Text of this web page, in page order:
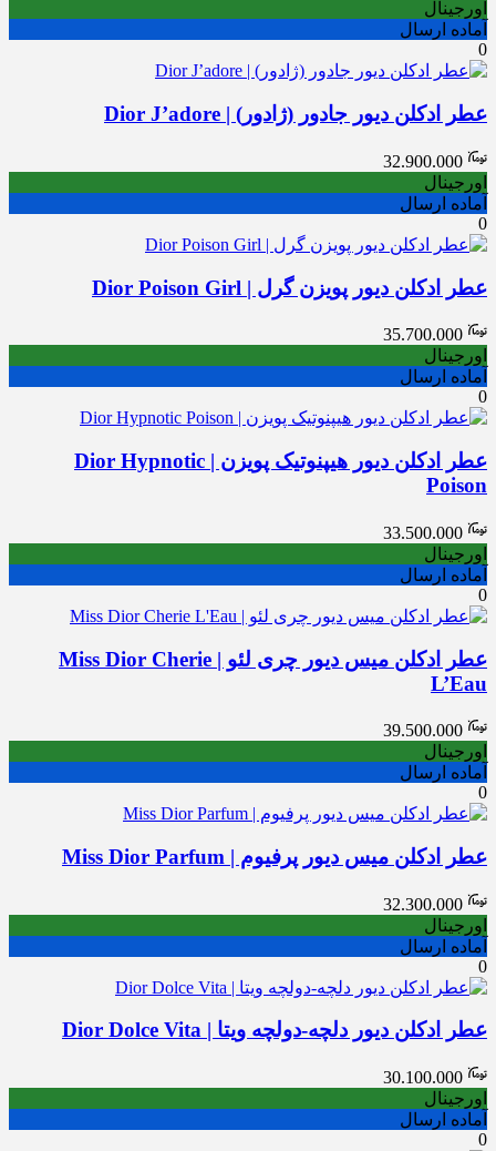
اورجینال
آماده ارسال
0
عطر ادکلن دیور جادور (ژادور) | Dior J’adore
32.900.000
اورجینال
آماده ارسال
0
عطر ادکلن دیور پویزن گرل | Dior Poison Girl
35.700.000
اورجینال
آماده ارسال
0
عطر ادکلن دیور هیپنوتیک پویزن | Dior Hypnotic
Poison
33.500.000
اورجینال
آماده ارسال
0
عطر ادکلن میس دیور چری لئو | Miss Dior Cherie
L’Eau
39.500.000
اورجینال
آماده ارسال
0
عطر ادکلن میس دیور پرفیوم | Miss Dior Parfum
32.300.000
اورجینال
آماده ارسال
0
عطر ادکلن دیور دلچه-دولچه ویتا | Dior Dolce Vita
30.100.000
اورجینال
آماده ارسال
0